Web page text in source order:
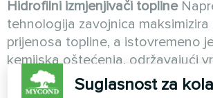
Hidrofilni izmjenjivači topline
tehnologija zavojnica
prijenosa topline, a istovremeno
kemijska oštećenja, održavajući
performanse iz godine u godinu.
Suglasnost za